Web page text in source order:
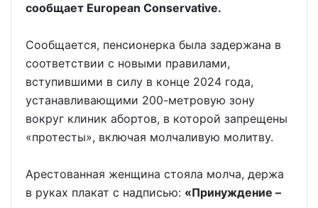
сообщает European Conservative.
Сообщается, пенсионерка была задержана в
соответствии с новыми правилами,
вступившими в силу в конце 2024 года,
устанавливающими 200-метровую зону
вокруг клиник абортов, в которой запрещены
«протесты», включая молчаливую молитву.
Арестованная женщина стояла молча, держа
в руках плакат с надписью: «Принуждение –